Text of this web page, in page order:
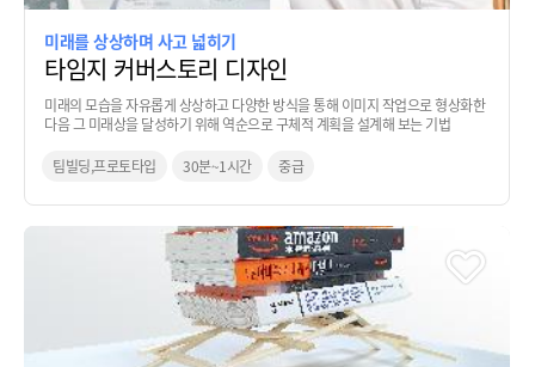
미래를 상상하며 사고 넓히기
타임지 커버스토리 디자인
미래의 모습을 자유롭게 상상하고 다양한 방식을 통해 이미지 작업으로 형상화한
다음 그 미래상을 달성하기 위해 역순으로 구체적 계획을 설계해 보는 기법
팀빌딩,프로토타입 30분~1시간 중급